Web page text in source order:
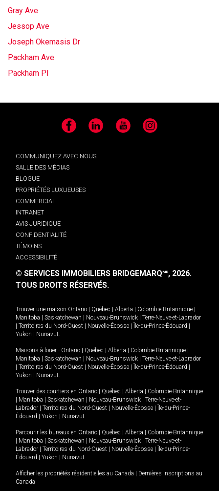
Gray Ave
Jessop Ave
Joseph Okemasis Dr
Packham Ave
Packham Pl
Facebook LinkedIn YouTube Instagram
COMMUNIQUEZ AVEC NOUS
SALLE DES MÉDIAS
BLOGUE
PROPRIÉTÉS LUXUEUSES
COMMERCIAL
INTRANET
AVIS JURIDIQUE
CONFIDENTIALITÉ
TÉMOINS
ACCESSIBILITÉ
© SERVICES IMMOBILIERS BRIDGEMARQMD, 2026.
TOUS DROITS RÉSERVÉS.
Trouver une maison Ontario Québec Alberta Colombie-Britannique
Manitoba
Saskatchewan Nouveau-Brunswick
Terre-Neuve-et-Labrador
Territoires du Nord-Ouest Nouvelle-Écosse Île-du-Prince-Édouard
Yukon
Nunavut.
Maisons à louer - Ontario Québec Alberta Colombie-Britannique
Manitoba
Saskatchewan Nouveau-Brunswick
Terre-Neuve-et-Labrador
Territoires du Nord-Ouest Nouvelle-Écosse Île-du-Prince-Édouard
Yukon
Nunavut.
Trouver des courtiers en Ontario Québec Alberta
Colombie-Britannique
Manitoba Saskatchewan Nouveau-Brunswick
Terre-Neuve-et-
Labrador
Territoires du Nord-Ouest Nouvelle-Écosse
Île-du-Prince-
Édouard
Yukon Nunavut
Parcourir les bureaux en Ontario Québec Alberta
Colombie-Britannique
Manitoba Saskatchewan Nouveau-Brunswick
Terre-Neuve-et-
Labrador
Territoires du Nord-Ouest Nouvelle-Écosse
Île-du-Prince-
Édouard
Yukon Nunavut
Afficher les propriétés résidentielles au Canada
Dernières inscriptions au
Canada